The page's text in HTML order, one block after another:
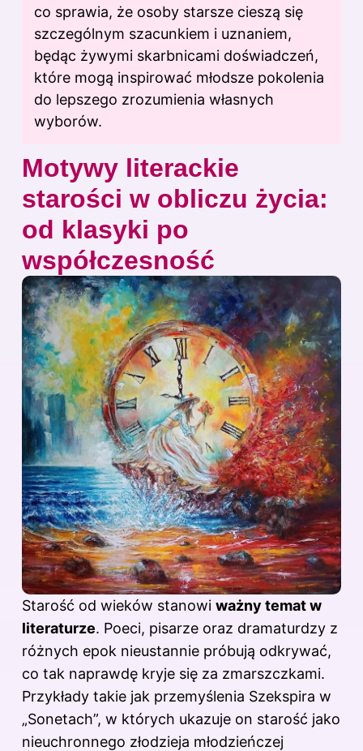
co sprawia, że osoby starsze cieszą się
szczególnym szacunkiem i uznaniem,
będąc żywymi skarbnicami doświadczeń,
które mogą inspirować młodsze pokolenia
do lepszego zrozumienia własnych
wyborów.
Motywy literackie
starości w obliczu życia:
od klasyki po
współczesność
Starość od wieków stanowi ważny temat w
literaturze. Poeci, pisarze oraz dramaturdzy z
różnych epok nieustannie próbują odkrywać,
co tak naprawdę kryje się za zmarszczkami.
Przykłady takie jak przemyślenia Szekspira w
„Sonetach”, w których ukazuje on starość jako
nieuchronnego złodzieja młodzieńczej